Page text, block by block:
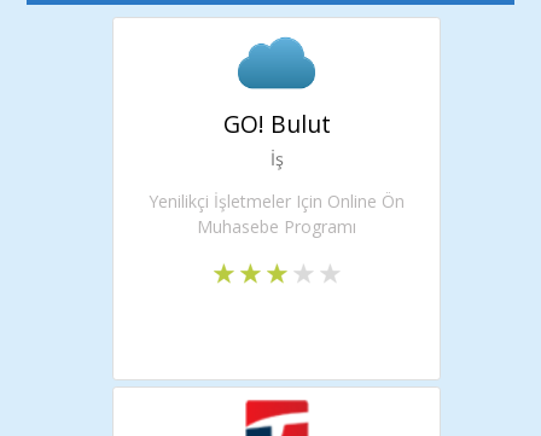
GO! Bulut
İş
Yenilikçi İşletmeler Için Online Ön
Muhasebe Programı